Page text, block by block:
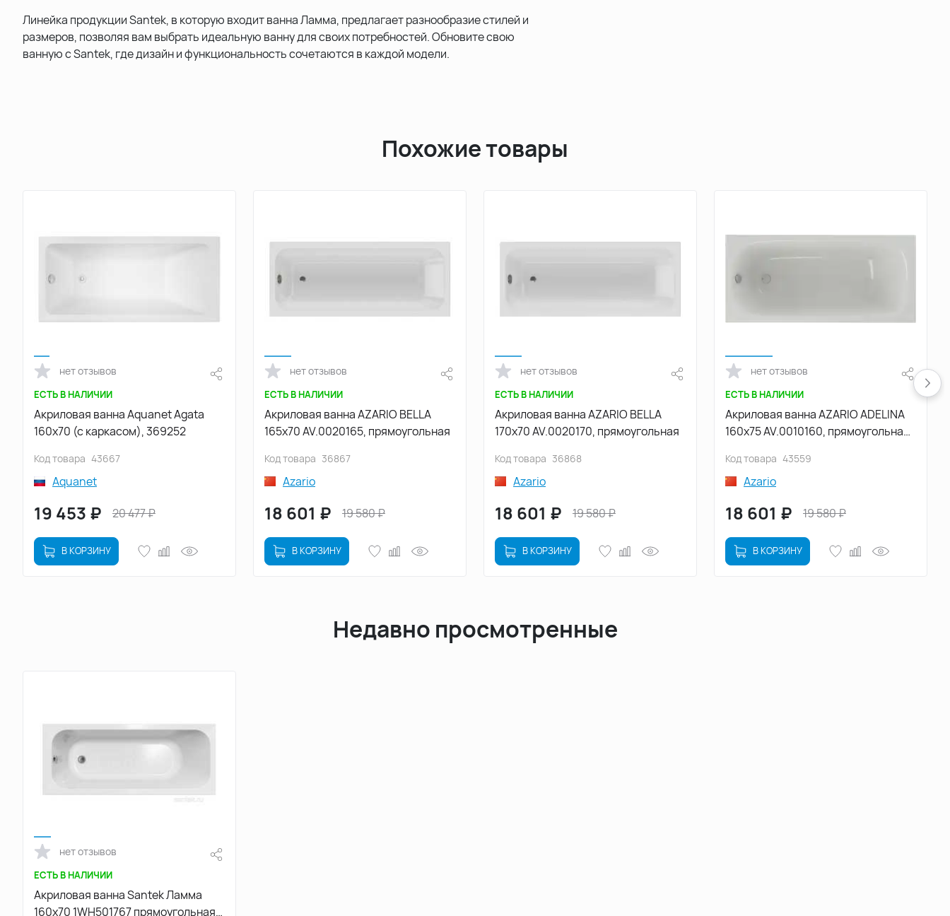
Линейка продукции Santek, в которую входит ванна Ламма, предлагает разнообразие стилей и
размеров, позволяя вам выбрать идеальную ванну для своих потребностей. Обновите свою
ванную с Santek, где дизайн и функциональность сочетаются в каждой модели.
Похожие товары
нет отзывов
ЕСТЬ В НАЛИЧИИ
Акриловая ванна Aquanet Agata
160x70 (с каркасом), 369252
Код товара 43667
Aquanet
19 453 ₽ 20 477₽
В КОРЗИНУ
нет отзывов
ЕСТЬ В НАЛИЧИИ
Акриловая ванна AZARIO BELLA
165х70 AV.0020165, прямоугольная
Код товара 36867
Azario
18 601 ₽ 19 580₽
В КОРЗИНУ
нет отзывов
ЕСТЬ В НАЛИЧИИ
Акриловая ванна AZARIO BELLA
170х70 AV.0020170, прямоугольная
Код товара 36868
Azario
18 601 ₽ 19 580₽
В КОРЗИНУ
нет отзывов
ЕСТЬ В НАЛИЧИИ
Акриловая ванна AZARIO ADELINA
160х75 AV.0010160, прямоугольная,
Код товара 43559
Azario
18 601 ₽ 19 580₽
В КОРЗИНУ
Недавно просмотренные
нет отзывов
ЕСТЬ В НАЛИЧИИ
Акриловая ванна Santek Ламма
160х70 1WH501767 прямоугольная,